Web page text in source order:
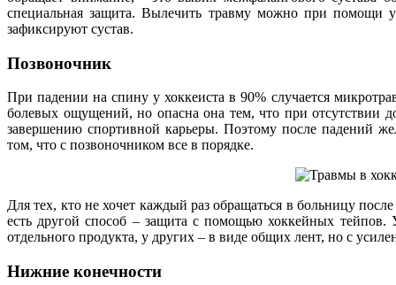
специальная защита. Вылечить травму можно при помощи
зафиксируют сустав.
Позвоночник
При падении на спину у хоккеиста в 90% случается
болевых ощущений, но опасна она тем, что при отсутствии
завершению спортивной карьеры. Поэтому после падений
том, что с позвоночником все в порядке.
Для тех, кто не хочет каждый раз обращаться в больницу
есть другой способ – защита с помощью хоккейных
отдельного продукта, у других – в виде общих лент, но с
Нижние конечности